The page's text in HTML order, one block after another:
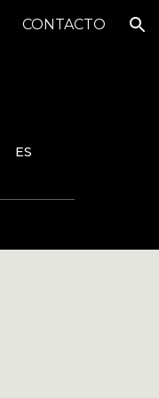
CONTACTO
ES